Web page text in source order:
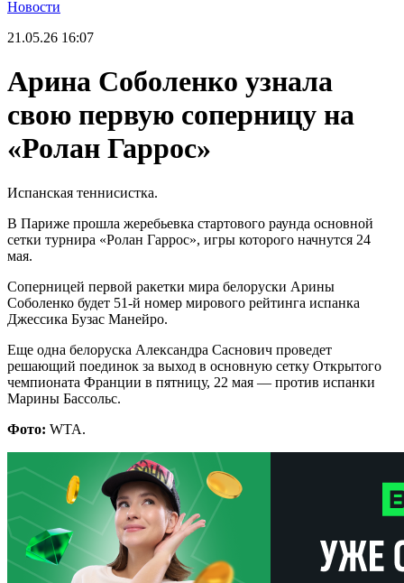
Новости
21.05.26 16:07
Арина Соболенко узнала
свою первую соперницу на
«Ролан Гаррос»
Испанская теннисистка.
В Париже прошла жеребьевка стартового раунда основной
сетки турнира «Ролан Гаррос», игры которого начнутся 24
мая.
Соперницей первой ракетки мира белоруски Арины
Соболенко будет 51-й номер мирового рейтинга испанка
Джессика Бузас Манейро.
Еще одна белоруска Александра Саснович проведет
решающий поединок за выход в основную сетку Открытого
чемпионата Франции в пятницу, 22 мая — против испанки
Марины Бассольс.
Фото: WTA.